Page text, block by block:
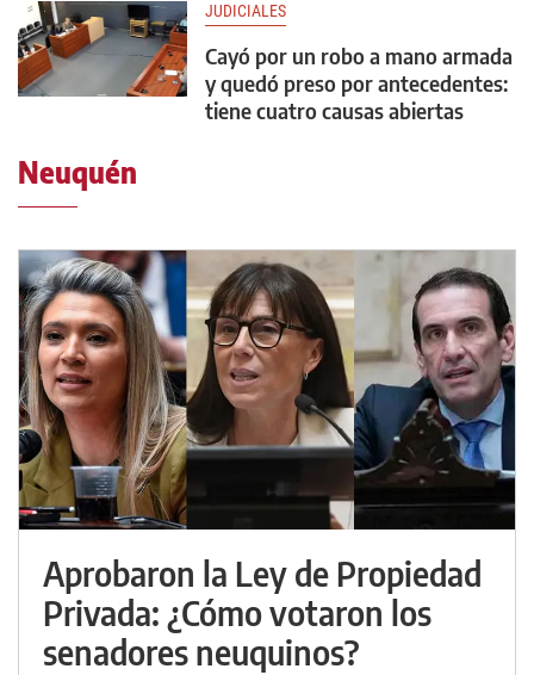
JUDICIALES
Cayó por un robo a mano armada
y quedó preso por antecedentes:
tiene cuatro causas abiertas
Neuquén
Aprobaron la Ley de Propiedad
Privada: ¿Cómo votaron los
senadores neuquinos?